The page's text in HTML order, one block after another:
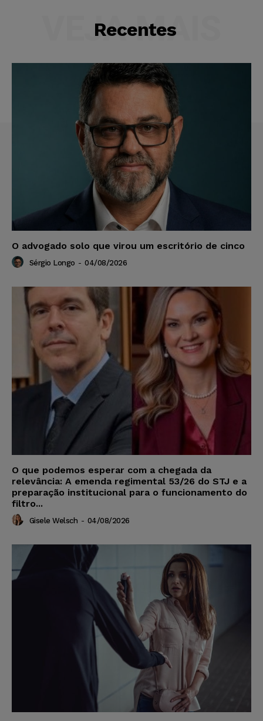
Recentes
VEJA MAIS
O advogado solo que virou um escritório de cinco
Sérgio Longo - 04/08/2026
O que podemos esperar com a chegada da
relevância: A emenda regimental 53/26 do STJ e a
preparação institucional para o funcionamento do
filtro...
Gisele Welsch - 04/08/2026